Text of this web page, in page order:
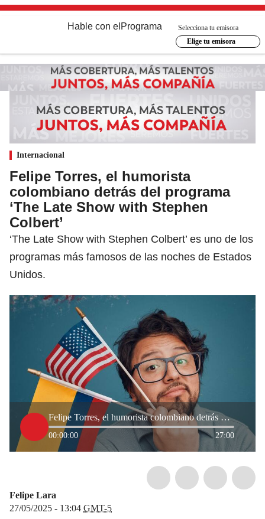
Hable con el Programa
Selecciona tu emisora
Elige tu emisora
Internacional
Felipe Torres, el humorista
colombiano detrás del programa
‘The Late Show with Stephen
Colbert’
‘The Late Show with Stephen Colbert’ es uno de los
programas más famosos de las noches de Estados
Unidos.
Felipe Torres, el humorista colombiano detrás del programa ‘The Late Show with Stephen Colbert’
00:00:00 27:00
Felipe Lara
27/05/2025 - 13:04 GMT-5